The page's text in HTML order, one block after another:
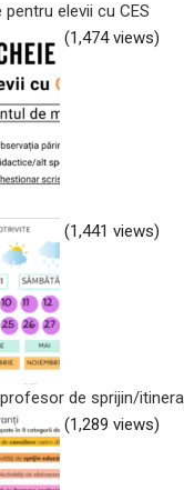
elevii cu CES
(1,474 views)
(1,441 views)
de sprijin/
(1,289 views)